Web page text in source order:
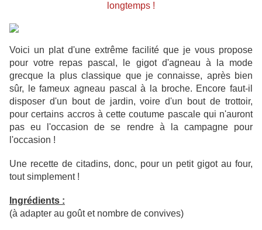
longtemps !
Voici un plat d'une extrême facilité que je vous propose
pour votre repas pascal, le gigot d'agneau à la mode
grecque la plus classique que je connaisse, après bien
sûr, le fameux agneau pascal à la broche. Encore faut-il
disposer d'un bout de jardin, voire d'un bout de trottoir,
pour certains accros à cette coutume pascale qui n'auront
pas eu l'occasion de se rendre à la campagne pour
l'occasion !
Une recette de citadins, donc, pour un petit gigot au four,
tout simplement !
Ingrédients :
(à adapter au goût et nombre de convives)